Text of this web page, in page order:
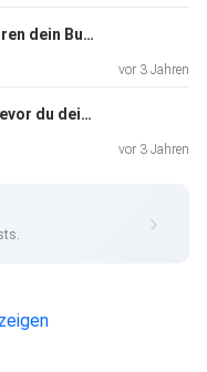
alerts
#02 Diese Red Flags zerstören dein Business
vor 3 Jahren
#01 Die wichtigste Frage, bevor du dein Business startest
vor 3 Jahren